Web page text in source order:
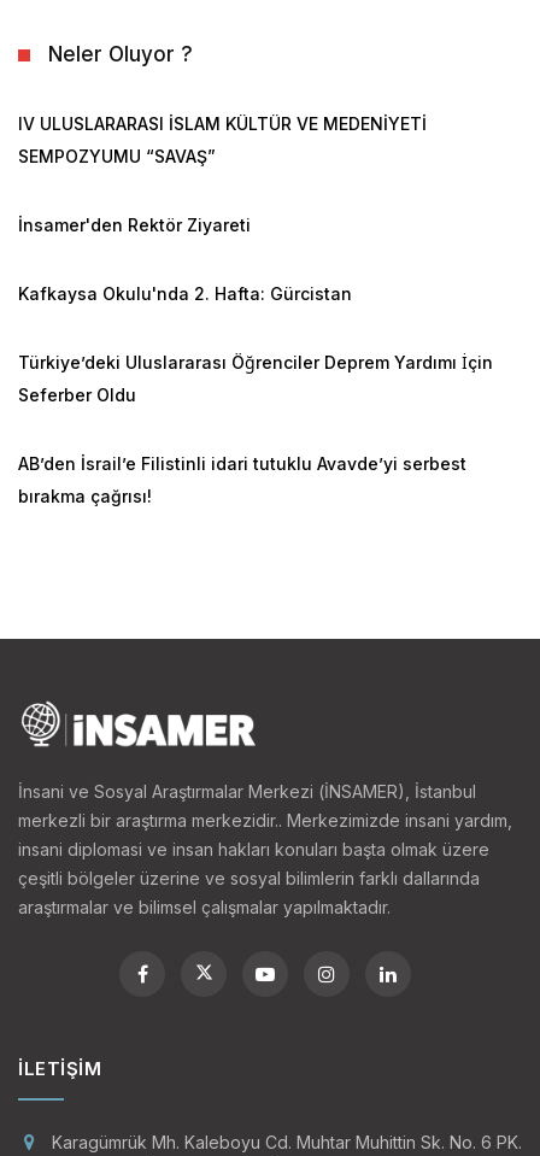
Neler Oluyor ?
IV ULUSLARARASI İSLAM KÜLTÜR VE MEDENİYETİ
SEMPOZYUMU “SAVAŞ”
İnsamer'den Rektör Ziyareti
Kafkaysa Okulu'nda 2. Hafta: Gürcistan
Türkiye’deki Uluslararası Öğrenciler Deprem Yardımı İçin
Seferber Oldu
AB’den İsrail’e Filistinli idari tutuklu Avavde’yi serbest
bırakma çağrısı!
İnsani ve Sosyal Araştırmalar Merkezi (İNSAMER), İstanbul
merkezli bir araştırma merkezidir.. Merkezimizde insani yardım,
insani diplomasi ve insan hakları konuları başta olmak üzere
çeşitli bölgeler üzerine ve sosyal bilimlerin farklı dallarında
araştırmalar ve bilimsel çalışmalar yapılmaktadır.
İLETIŞIM
Karagümrük Mh. Kaleboyu Cd. Muhtar Muhittin Sk. No. 6 PK.